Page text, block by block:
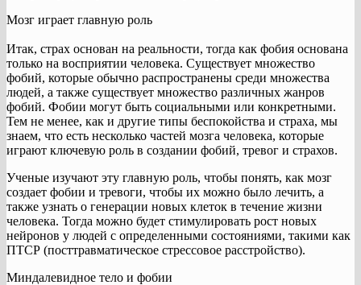
Мозг играет главную роль
Итак, страх основан на реальности, тогда как фобия основана
только на восприятии человека. Существует множество
фобий, которые обычно распространены среди множества
людей, а также существует множество различных жанров
фобий. Фобии могут быть социальными или конкретными.
Тем не менее, как и другие типы беспокойства и страха, мы
знаем, что есть несколько частей мозга человека, которые
играют ключевую роль в создании фобий, тревог и страхов.
Ученые изучают эту главную роль, чтобы понять, как мозг
создает фобии и тревоги, чтобы их можно было лечить, а
также узнать о генерации новых клеток в течение жизни
человека. Тогда можно будет стимулировать рост новых
нейронов у людей с определенными состояниями, такими как
ПТСР (посттравматическое стрессовое расстройство).
Миндалевидное тело и фобии